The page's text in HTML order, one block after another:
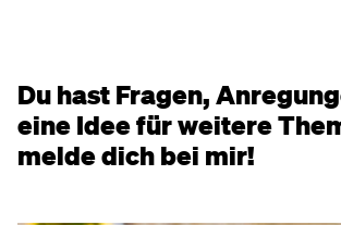
Du hast Fragen,
eine Idee für weitere
melde dich bei mir!